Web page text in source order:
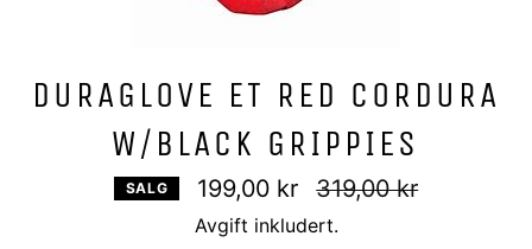
DURAGLOVE ET RED CORDURA
W/BLACK GRIPPIES
SALG 199,00 kr
Vanlig
pris
319,00 kr
Avgift inkludert.